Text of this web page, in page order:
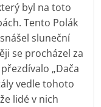
byl na toto
Tento Polák
sluneční
se procházel za
„Dača
vedle tohoto
lidé v nich